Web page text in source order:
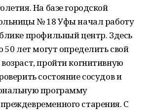
На базе городской
№ 18 Уфы начал работу
профильный центр. Здесь
50 лет могут определить свой
пройти когнитивную
состояние сосудов и
программу
старения. С